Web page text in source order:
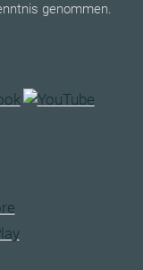
genommen.